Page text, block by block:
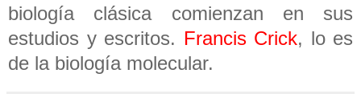
biología clásica comienzan en sus
estudios y escritos. Francis Crick, lo es
de la biología molecular.